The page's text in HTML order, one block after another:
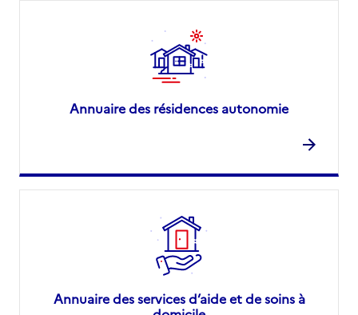
Annuaire des résidences autonomie
Annuaire des services d’aide et de soins à